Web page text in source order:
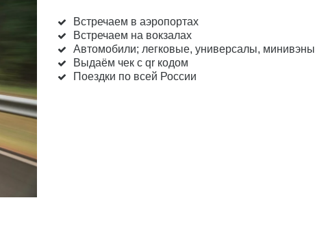
Встречаем в аэропортах
Встречаем на вокзалах
Автомобили; легковые, универсалы, минивэны
Выдаём чек с qr кодом
Поездки по всей России